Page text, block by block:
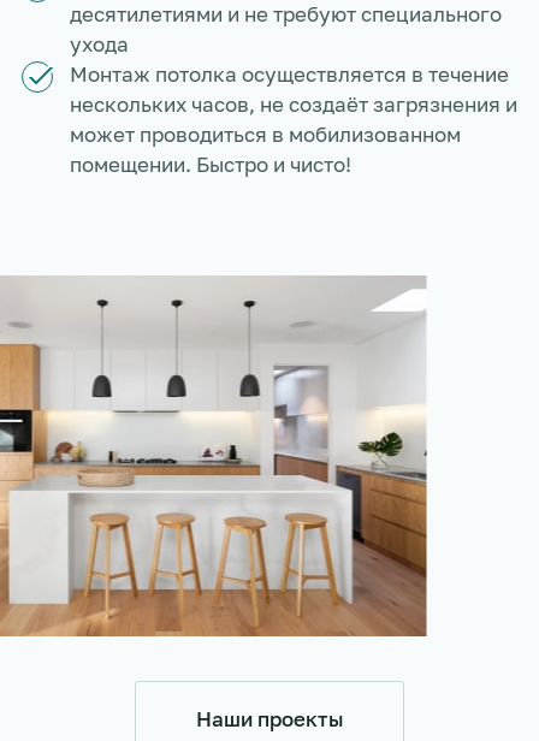
десятилетиями и не требуют специального
ухода
Монтаж потолка осуществляется в течение
нескольких часов, не создаёт загрязнения и
может проводиться в мобилизованном
помещении. Быстро и чисто!
Наши проекты